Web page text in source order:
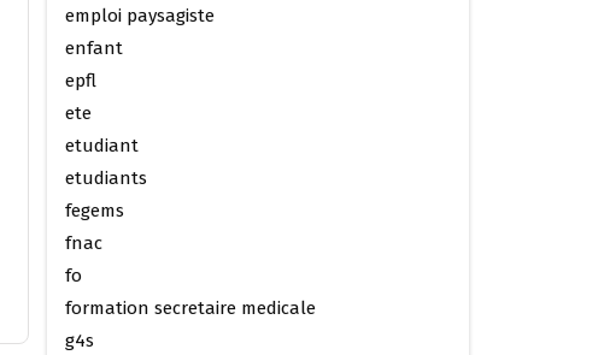
emploi paysagiste
enfant
epfl
ete
etudiant
etudiants
fegems
fnac
fo
formation secretaire medicale
g4s